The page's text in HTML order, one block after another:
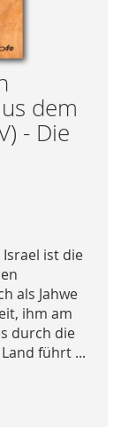
dem
- Die
ist die
als Jahwe
ihm am
durch die
führt ...